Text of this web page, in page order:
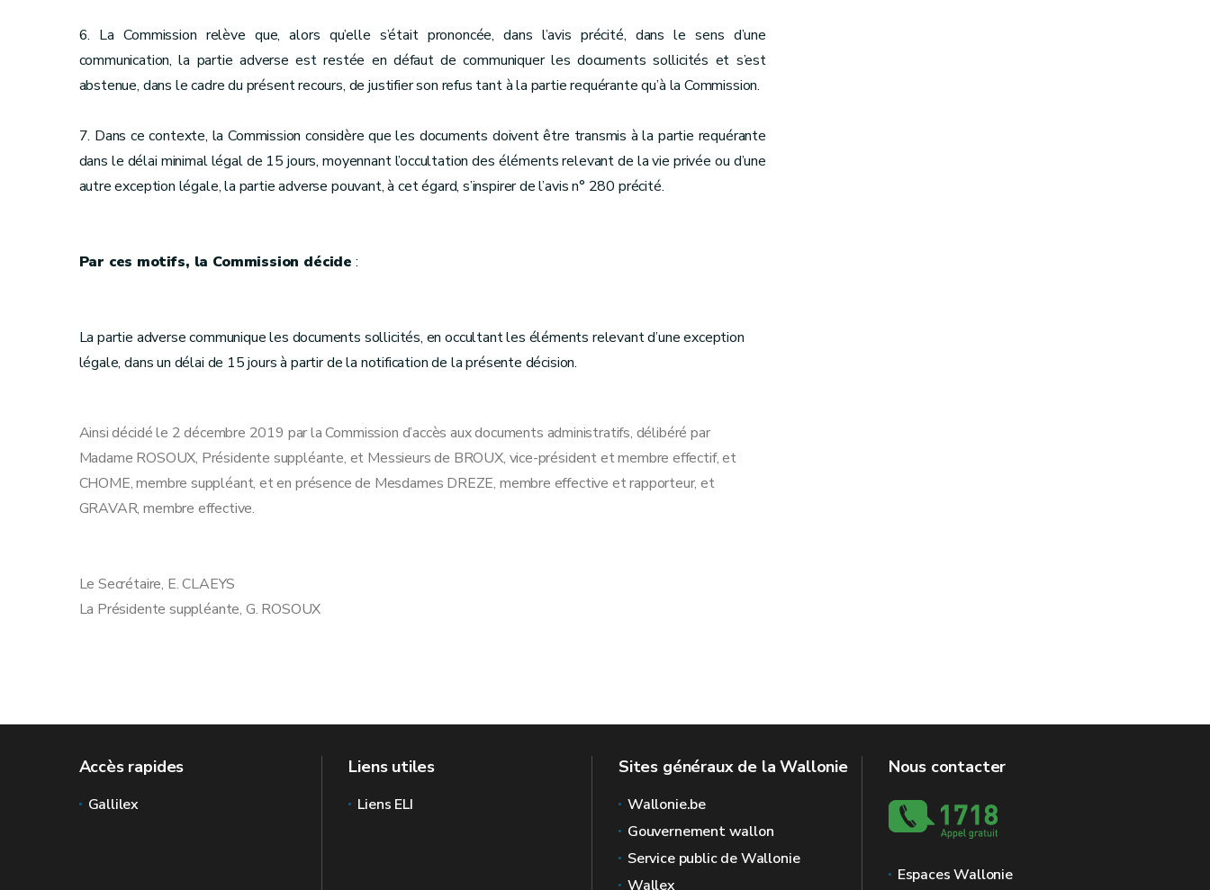
6. La Commission relève que, alors qu’elle s’était prononcée, dans l’avis précité, dans le sens d’une
communication, la partie adverse est restée en défaut de communiquer les documents sollicités et s’est
abstenue, dans le cadre du présent recours, de justifier son refus tant à la partie requérante qu’à la Commission.
7. Dans ce contexte, la Commission considère que les documents doivent être transmis à la partie requérante
dans le délai minimal légal de 15 jours, moyennant l’occultation des éléments relevant de la vie privée ou d’une
autre exception légale, la partie adverse pouvant, à cet égard, s’inspirer de l’avis n° 280 précité.
Par ces motifs, la Commission décide :
La partie adverse communique les documents sollicités, en occultant les éléments relevant d’une exception
légale, dans un délai de 15 jours à partir de la notification de la présente décision.
Ainsi décidé le 2 décembre 2019 par la Commission d’accès aux documents administratifs, délibéré par
Madame ROSOUX, Présidente suppléante, et Messieurs de BROUX, vice-président et membre effectif, et
CHOME, membre suppléant, et en présence de Mesdames DREZE, membre effective et rapporteur, et
GRAVAR, membre effective.
Le Secrétaire, E. CLAEYS
La Présidente suppléante, G. ROSOUX
Accès rapides
Gallilex
Liens utiles
Liens ELI
Sites généraux de la Wallonie
Wallonie.be
Gouvernement wallon
Service public de Wallonie
Wallex
Nous contacter
Espaces Wallonie